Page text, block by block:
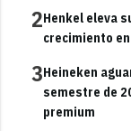
2Henkel eleva
crecimiento
3Heineken
semestre de
premium